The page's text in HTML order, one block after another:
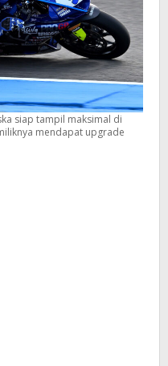
siap tampil maksimal di
mendapat upgrade